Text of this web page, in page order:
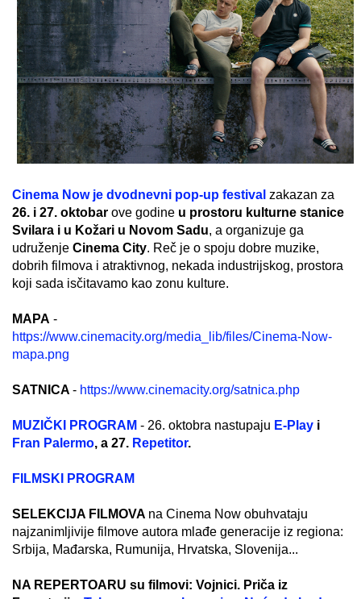
Cinema Now je dvodnevni pop-up festival zakazan za
26. i 27. oktobar ove godine u prostoru kulturne stanice
Svilara i u Kožari u Novom Sadu, a organizuje ga
udruženje Cinema City. Reč je o spoju dobre muzike,
dobrih filmova i atraktivnog, nekada industrijskog, prostora
koji sada isčitavamo kao zonu kulture.
MAPA -
https://www.cinemacity.org/media_lib/files/Cinema-Now-
mapa.png
SATNICA - https://www.cinemacity.org/satnica.php
MUZIČKI PROGRAM - 26. oktobra nastupaju E-Play i
Fran Palermo, a 27. Repetitor.
FILMSKI PROGRAM
SELEKCIJA FILMOVA na Cinema Now obuhvataju
najzanimljivije filmove autora mlađe generacije iz regiona:
Srbija, Mađarska, Rumunija, Hrvatska, Slovenija...
NA REPERTOARU su filmovi: Vojnici. Priča iz